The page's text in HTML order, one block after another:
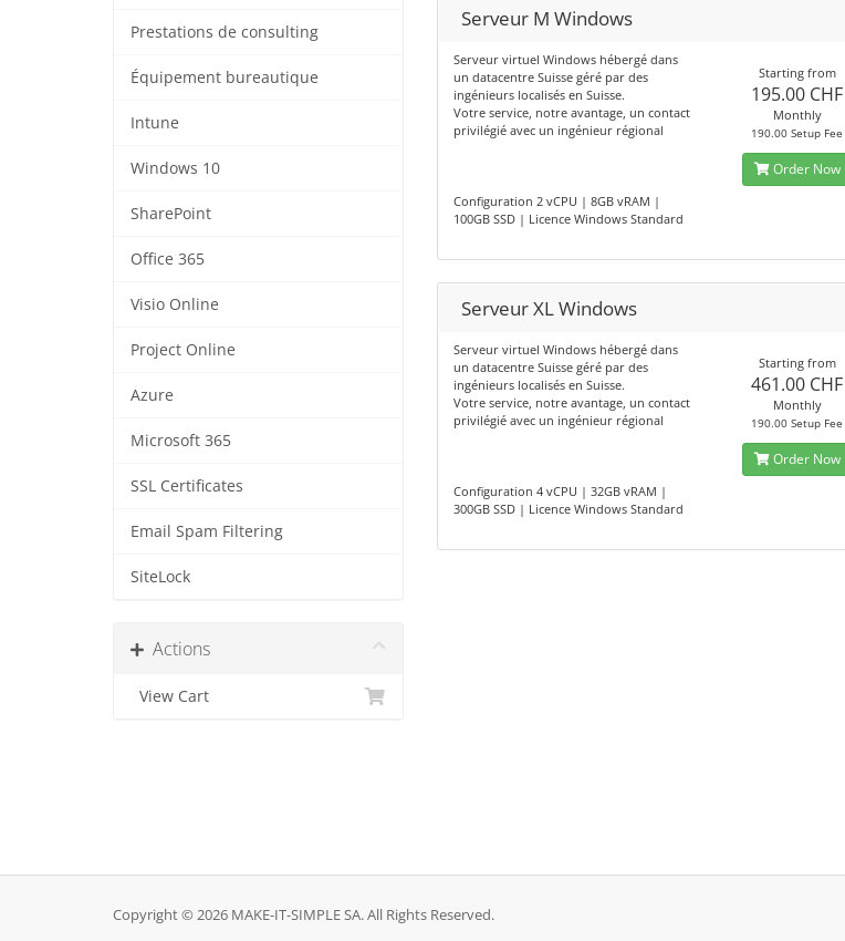
Prestations de consulting
Équipement bureautique
Intune
Windows 10
SharePoint
Office 365
Visio Online
Project Online
Azure
Microsoft 365
SSL Certificates
Email Spam Filtering
SiteLock
Actions
View Cart
Serveur M Windows
Serveur virtuel Windows hébergé dans
un datacentre Suisse géré par des
ingénieurs localisés en Suisse.
Votre service, notre avantage, un contact
privilégié avec un ingénieur régional
Configuration 2 vCPU | 8GB vRAM |
100GB SSD | Licence Windows Standard
Starting from
195.00 CHF
Monthly
190.00 Setup Fee
Order Now
Serveur XL Windows
Serveur virtuel Windows hébergé dans
un datacentre Suisse géré par des
ingénieurs localisés en Suisse.
Votre service, notre avantage, un contact
privilégié avec un ingénieur régional
Configuration 4 vCPU | 32GB vRAM |
300GB SSD | Licence Windows Standard
Starting from
461.00 CHF
Monthly
190.00 Setup Fee
Order Now
Copyright © 2026 MAKE-IT-SIMPLE SA. All Rights Reserved.